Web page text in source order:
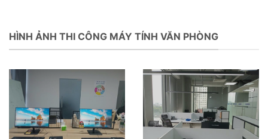
HÌNH ẢNH THI CÔNG MÁY TÍNH VĂN PHÒNG